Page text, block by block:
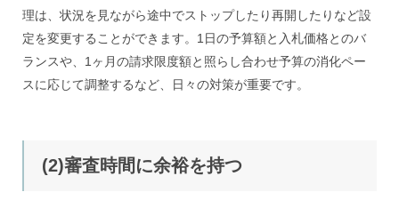
理は、状況を見ながら途中でストップしたり再開したりなど設
定を変更することができます。1日の予算額と入札価格とのバ
ランスや、1ヶ月の請求限度額と照らし合わせ予算の消化ペー
スに応じて調整するなど、日々の対策が重要です。
(2)審査時間に余裕を持つ